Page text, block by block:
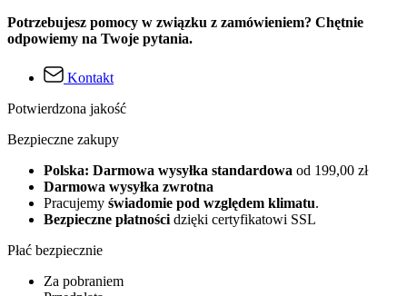
Potrzebujesz pomocy w związku z zamówieniem? Chętnie
odpowiemy na Twoje pytania.
Kontakt
Potwierdzona jakość
Bezpieczne zakupy
Polska: Darmowa wysyłka standardowa od 199,00 zł
Darmowa wysyłka zwrotna
Pracujemy świadomie pod względem klimatu.
Bezpieczne płatnościdzięki certyfikatowi SSL
Płać bezpiecznie
Za pobraniem